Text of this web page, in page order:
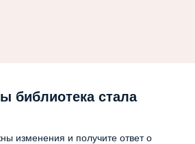
библиотека стала
изменения и получите ответ о